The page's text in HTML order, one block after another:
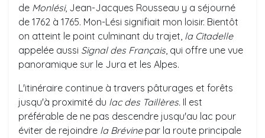
de Monlési, Jean-Jacques Rousseau y a séjourné
de 1762 à 1765. Mon-Lési signifiait mon loisir. Bientôt
on atteint le point culminant du trajet, la Citadelle
appelée aussi Signal des Français, qui offre une vue
panoramique sur le Jura et les Alpes.
L'itinéraire continue à travers pâturages et forêts
jusqu'à proximité du lac des Taillères. Il est
préférable de ne pas descendre jusqu'au lac pour
éviter de rejoindre la Brévinepar la route principale